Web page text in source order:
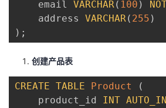
    email
VARCHAR( 100 )
    address
VARCHAR( 255 )
) ;
创建产品表
CREATE TABLE Product
(
    product_id
INT